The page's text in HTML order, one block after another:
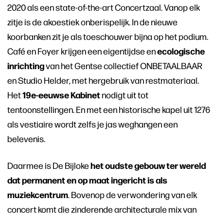
2020 als een state-of-the-art Concertzaal. Vanop elk
zitje is de akoestiek onberispelijk. In de nieuwe
koorbanken zit je als toeschouwer bijna op het podium.
Café en Foyer krijgen een eigentijdse enecologische
inrichtingvan het Gentse collectief ONBETAALBAAR
en Studio Helder,met hergebruik van restmateriaal.
Het19e-eeuwse Kabinetnodigt uit tot
tentoonstellingen. En met een historische kapel uit 1276
als vestiaire wordt zelfs je jas weghangen een
belevenis.
Daarmee is De Bijlokehet oudste gebouw ter wereld
dat permanent en op maat ingericht is als
muziekcentrum. Bovenop de verwondering van elk
concert komt die zinderende architecturale mix van